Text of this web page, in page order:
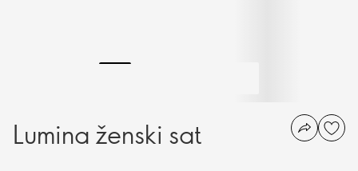
Lumina ženski sat